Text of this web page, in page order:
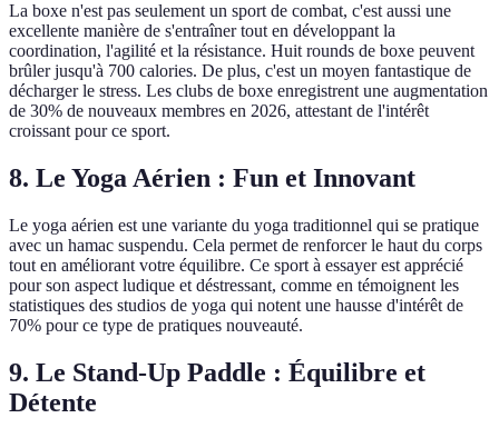
La boxe n'est pas seulement un sport de combat, c'est aussi une
excellente manière de s'entraîner tout en développant la
coordination, l'agilité et la résistance. Huit rounds de boxe peuvent
brûler jusqu'à 700 calories. De plus, c'est un moyen fantastique de
décharger le stress. Les clubs de boxe enregistrent une augmentation
de 30% de nouveaux membres en 2026, attestant de l'intérêt
croissant pour ce sport.
8. Le Yoga Aérien : Fun et Innovant
Le yoga aérien est une variante du yoga traditionnel qui se pratique
avec un hamac suspendu. Cela permet de renforcer le haut du corps
tout en améliorant votre équilibre. Ce sport à essayer est apprécié
pour son aspect ludique et déstressant, comme en témoignent les
statistiques des studios de yoga qui notent une hausse d'intérêt de
70% pour ce type de pratiques nouveauté.
9. Le Stand-Up Paddle : Équilibre et
Détente